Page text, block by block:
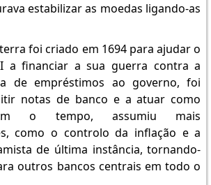
estabilizar as moedas ligando-as
foi criado em 1694 para ajudar o
a financiar a sua guerra contra a
de empréstimos ao governo, foi
notas de banco e a atuar como
o tempo, assumiu mais
como o controlo da inflação e a
de última instância, tornando-
outros bancos centrais em todo o